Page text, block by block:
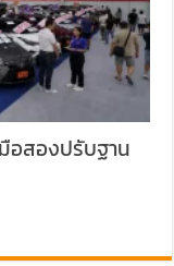
อสองปรับฐาน